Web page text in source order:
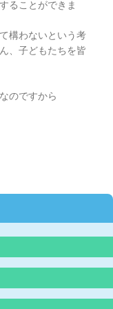
ることができま
構わないという考
、子どもたちを皆
のですから
？